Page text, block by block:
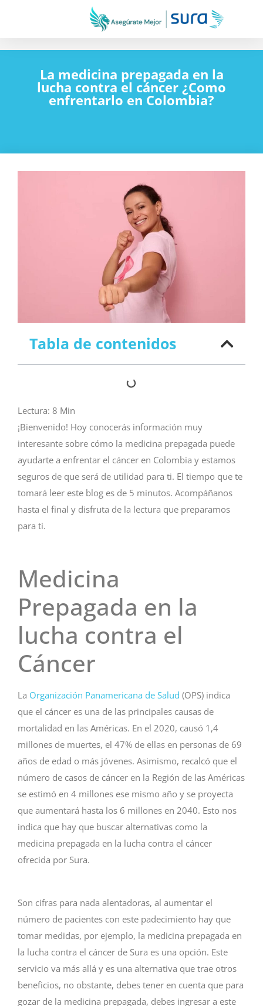
La medicina prepagada en la
lucha contra el cáncer ¿Como
enfrentarlo en Colombia?
Tabla de contenidos
Lectura: 8 Min
¡Bienvenido! Hoy conocerás información muy
interesante sobre cómo la medicina prepagada puede
ayudarte a enfrentar el cáncer en Colombia y estamos
seguros de que será de utilidad para ti. El tiempo que te
tomará leer este blog es de 5 minutos. Acompáñanos
hasta el final y disfruta de la lectura que preparamos
para ti.
Medicina
Prepagada en la
lucha contra el
Cáncer
La Organización Panamericana de Salud (OPS) indica
que el cáncer es una de las principales causas de
mortalidad en las Américas. En el 2020, causó 1,4
millones de muertes, el 47% de ellas en personas de 69
años de edad o más jóvenes. Asimismo, recalcó que el
número de casos de cáncer en la Región de las Américas
se estimó en 4 millones ese mismo año y se proyecta
que aumentará hasta los 6 millones en 2040. Esto nos
indica que hay que buscar alternativas como la
medicina prepagada en la lucha contra el cáncer
ofrecida por Sura.
Son cifras para nada alentadoras, al aumentar el
número de pacientes con este padecimiento hay que
tomar medidas, por ejemplo, la medicina prepagada en
la lucha contra el cáncer de Sura es una opción. Este
servicio va más allá y es una alternativa que trae otros
beneficios, no obstante, debes tener en cuenta que para
gozar de la medicina prepagada, debes ingresar a este